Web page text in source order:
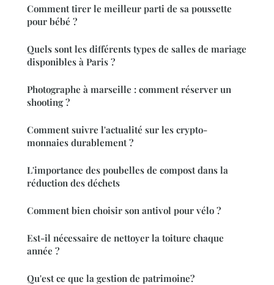
Comment tirer le meilleur parti de sa poussette
pour bébé ?
Quels sont les différents types de salles de mariage
disponibles à Paris ?
Photographe à marseille : comment réserver un
shooting ?
Comment suivre l'actualité sur les crypto-
monnaies durablement ?
L'importance des poubelles de compost dans la
réduction des déchets
Comment bien choisir son antivol pour vélo ?
Est-il nécessaire de nettoyer la toiture chaque
année ?
Qu'est ce que la gestion de patrimoine?